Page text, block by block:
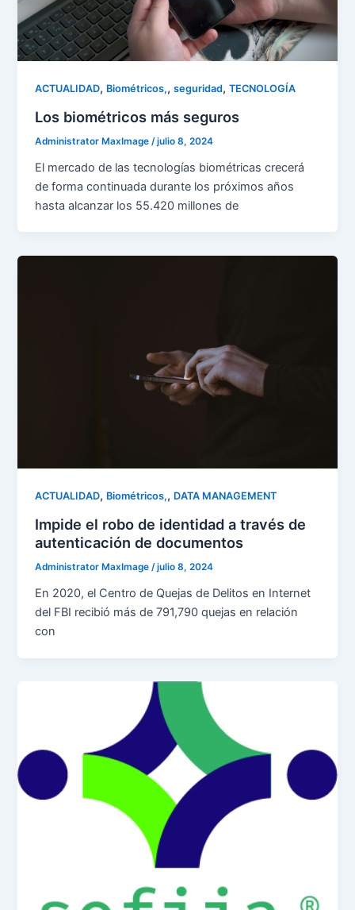
ACTUALIDAD, Biométricos,,seguridad,TECNOLOGÍA
Los biométricos más seguros
Administrator MaxImage /julio 8, 2024
El mercado de las tecnologías biométricas crecerá
de forma continuada durante los próximos años
hasta alcanzar los 55.420 millones de
ACTUALIDAD, Biométricos,, DATA MANAGEMENT
Impide el robo de identidad a través de
autenticación de documentos
Administrator MaxImage/julio 8, 2024
En 2020, el Centro de Quejas de Delitos en Internet
del FBI recibió más de 791,790 quejas en relación
con